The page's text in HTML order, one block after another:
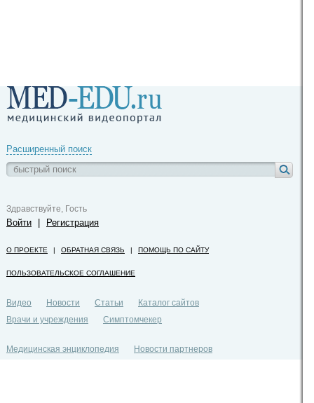
Расширенный поиск
Здравствуйте, Гость
Войти Регистрация
О ПРОЕКТЕ | ОБРАТНАЯ СВЯЗЬ | ПОМОЩЬ ПО САЙТУ
ПОЛЬЗОВАТЕЛЬСКОЕ СОГЛАШЕНИЕ
Видео Новости Статьи
Каталог сайтов
Врачи и учреждения
Симптомчекер
Медицинская энциклопедия
Новости партнеров